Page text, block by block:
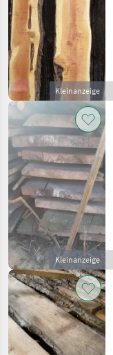
Kleinanzeige
Kleinanzeige